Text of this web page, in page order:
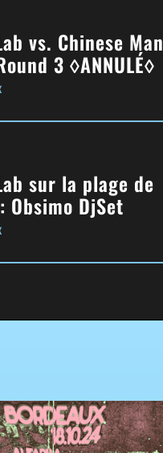
vs. Chinese Man
3 ◊ANNULÉ◊
sur la plage de
Obsimo DjSet